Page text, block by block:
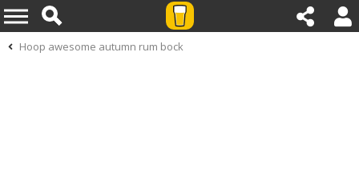
Hoop awesome autumn rum bock